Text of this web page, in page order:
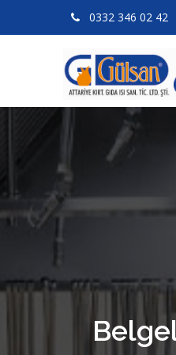
0332 346 02 42